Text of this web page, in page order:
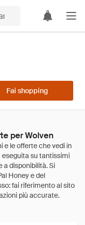
Fai shopping
per Wolven